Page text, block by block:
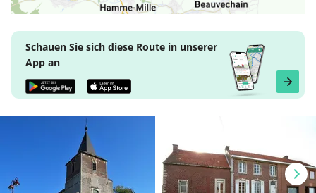
Schauen Sie sich diese Route in unserer
App an